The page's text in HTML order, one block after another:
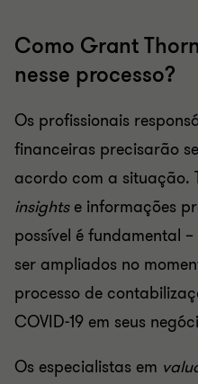
Como Grant
nesse processo?
Os profissionais
financeiras precisarão
acordo com a situação.
insightse informações
possível é fundamental
ser ampliados no
processo de
COVID-19 em seus
Os especialistas em